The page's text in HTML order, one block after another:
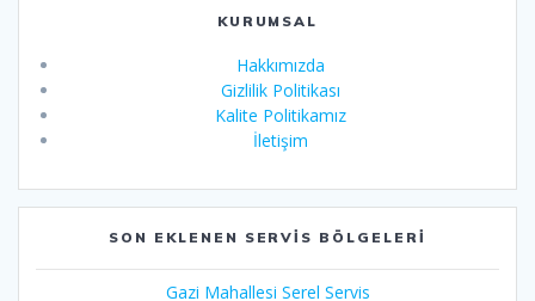
KURUMSAL
Hakkımızda
Gizlilik Politikası
Kalite Politikamız
İletişim
SON EKLENEN SERVIS BÖLGELERI
Gazi Mahallesi Serel Servis